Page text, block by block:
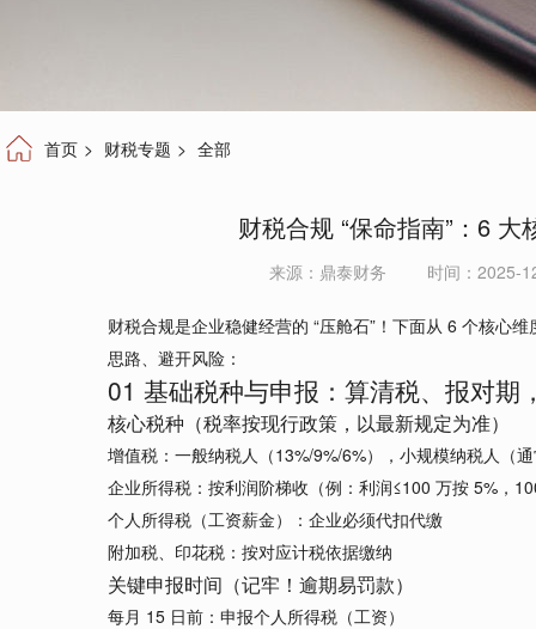
首页 > 财税专题 > 全部
财税合规 “保命指南”：6 大
来源： 鼎泰财务 时间：2025-
财税合规是企业稳健经营的 “压舱石”！下面从 6 个核心
思路、避开风险：
01 基础税种与申报：算清税、报对期
核心税种（税率按现行政策，以最新规定为准）
增值税：一般纳税人（13%/9%/6%），小规模纳税人（
企业所得税：按利润阶梯收（例：利润≤100 万按 5%，
个人所得税（工资薪金）：企业必须代扣代缴
附加税、印花税：按对应计税依据缴纳
关键申报时间（记牢！逾期易罚款）
每月 15 日前：申报个人所得税（工资）